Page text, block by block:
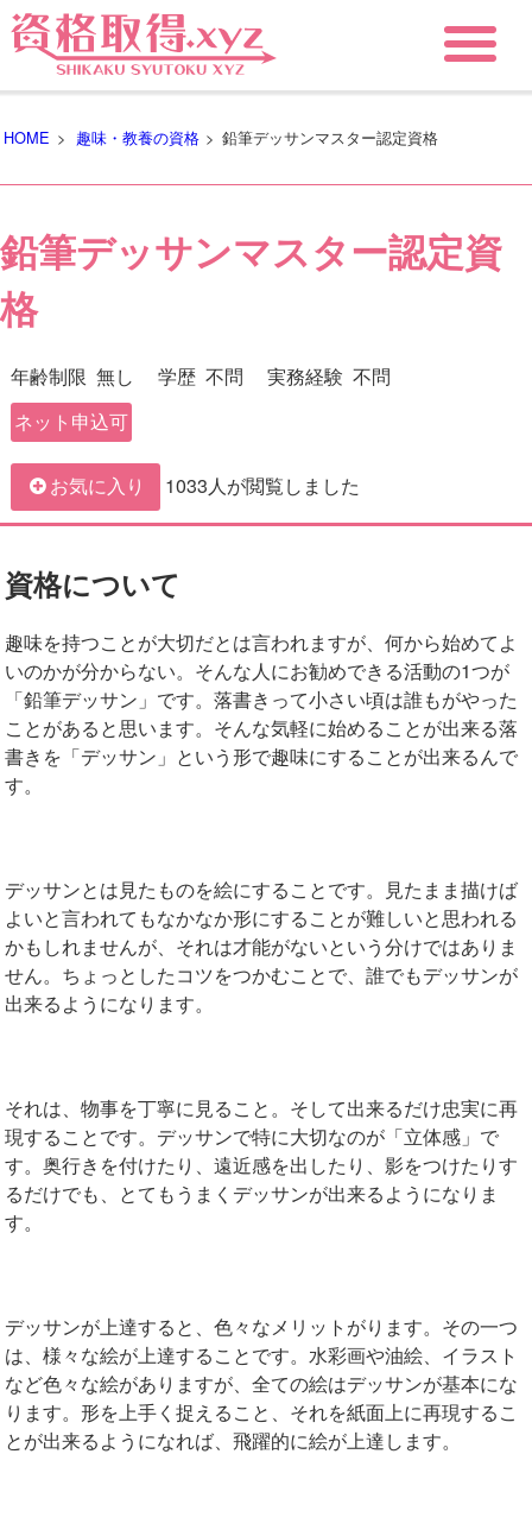
HOME > 趣味・教養の資格 > 鉛筆デッサンマスター認定資格
鉛筆デッサンマスター認定資
格
年齢制限 無し 学歴 不問 実務経験 不問
ネット申込可
お気に入り 1033人が閲覧しました
資格について
趣味を持つことが大切だとは言われますが、何から始めてよ
いのかが分からない。そんな人にお勧めできる活動の1つが
「鉛筆デッサン」です。落書きって小さい頃は誰もがやった
ことがあると思います。そんな気軽に始めることが出来る落
書きを「デッサン」という形で趣味にすることが出来るんで
す。
デッサンとは見たものを絵にすることです。見たまま描けば
よいと言われてもなかなか形にすることが難しいと思われる
かもしれませんが、それは才能がないという分けではありま
せん。ちょっとしたコツをつかむことで、誰でもデッサンが
出来るようになります。
それは、物事を丁寧に見ること。そして出来るだけ忠実に再
現することです。デッサンで特に大切なのが「立体感」で
す。奥行きを付けたり、遠近感を出したり、影をつけたりす
るだけでも、とてもうまくデッサンが出来るようになりま
す。
デッサンが上達すると、色々なメリットがります。その一つ
は、様々な絵が上達することです。水彩画や油絵、イラスト
など色々な絵がありますが、全ての絵はデッサンが基本にな
ります。形を上手く捉えること、それを紙面上に再現するこ
とが出来るようになれば、飛躍的に絵が上達します。